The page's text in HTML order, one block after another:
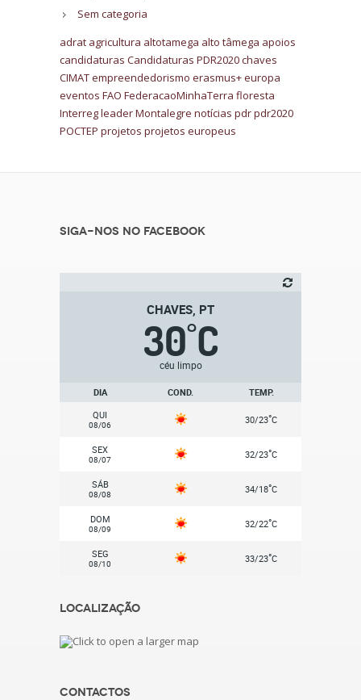
Sem categoria
adrat agricultura altotamega alto tâmega apoios
candidaturas Candidaturas PDR2020chaves
CIMATempreendedorismo erasmus+europa
eventos FAO FederacaoMinhaTerra floresta
InterregleaderMontalegre notícias pdrpdr2020
POCTEP projetos projetos europeus
Siga-nos no Facebook
CHAVES, PT
30°C
céu limpo
DIA COND.
TEMP.
QUI
08/06 30/23°C
SEX
08/07 32/23°C
SÁB
08/08 34/18°C
DOM
08/09 32/22°C
SEG
08/10 33/23°C
Localização
Contactos